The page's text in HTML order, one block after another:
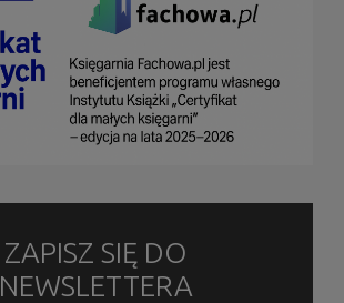
ZAPISZ SIĘ DO
NEWSLETTERA